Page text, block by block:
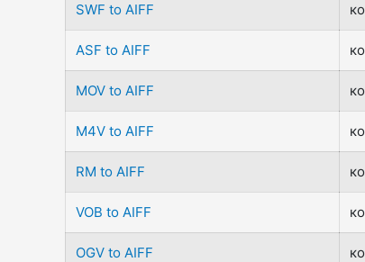
SWF to AIFF
ASF to AIFF
MOV to AIFF
M4V to AIFF
RM to AIFF
VOB to AIFF
OGV to AIFF